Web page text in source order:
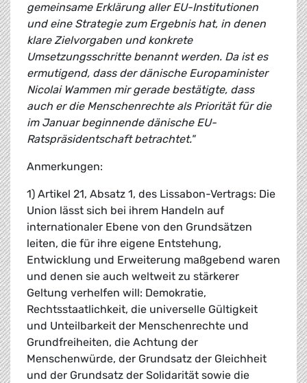
gemeinsame Erklärung aller EU-Institutionen
und eine Strategie zum Ergebnis hat, in denen
klare Zielvorgaben und konkrete
Umsetzungsschritte benannt werden. Da ist es
ermutigend, dass der dänische Europaminister
Nicolai Wammen mir gerade bestätigte, dass
auch er die Menschenrechte als Priorität für die
im Januar beginnende dänische EU-
Ratspräsidentschaft betrachtet."
Anmerkungen:
1) Artikel 21, Absatz 1, des Lissabon-Vertrags: Die
Union lässt sich bei ihrem Handeln auf
internationaler Ebene von den Grundsätzen
leiten, die für ihre eigene Entstehung,
Entwicklung und Erweiterung maßgebend waren
und denen sie auch weltweit zu stärkerer
Geltung verhelfen will: Demokratie,
Rechtsstaatlichkeit, die universelle Gültigkeit
und Unteilbarkeit der Menschenrechte und
Grundfreiheiten, die Achtung der
Menschenwürde, der Grundsatz der Gleichheit
und der Grundsatz der Solidarität sowie die